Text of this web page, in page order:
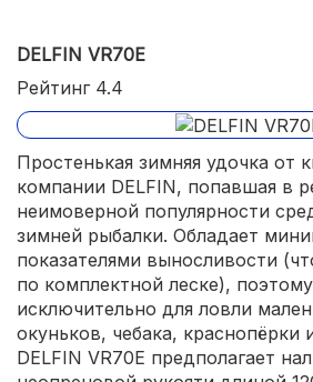
DELFIN VR70E
Рейтинг 4.4
Простенькая зимняя удочка от
компании DELFIN, попавшая в
неимоверной популярности
зимней рыбалки. Обладает
показателями выносливости
по комплектной леске),
исключительно для ловли
окуньков, чебака, краснопёрки
DELFIN VR70E предполагает